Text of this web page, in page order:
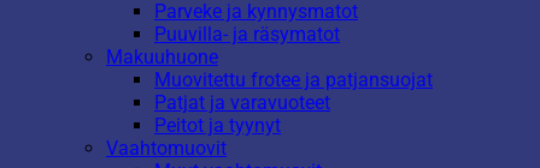
Parveke ja kynnysmatot
Puuvilla- ja räsymatot
Makuuhuone
Muovitettu frotee ja patjansuojat
Patjat ja varavuoteet
Peitot ja tyynyt
Vaahtomuovit